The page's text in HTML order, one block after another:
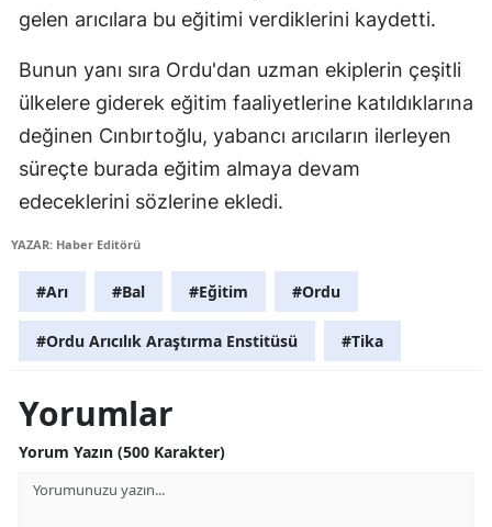
Manisa
Kahramanmaraş
Mardin
Niğde
Ordu
gelen arıcılara bu eğitimi verdiklerini kaydetti.
Bunun yanı sıra Ordu'dan uzman ekiplerin çeşitli
ülkelere giderek eğitim faaliyetlerine katıldıklarına
değinen Cınbırtoğlu, yabancı arıcıların ilerleyen
süreçte burada eğitim almaya devam
edeceklerini sözlerine ekledi.
YAZAR: Haber Editörü
#Arı #Bal #Eğitim #Ordu
#Ordu Arıcılık Araştırma Enstitüsü #Tika
Yorumlar
Yorum Yazın (500 Karakter)